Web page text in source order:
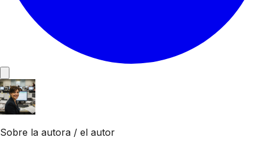
Sobre la autora / el autor